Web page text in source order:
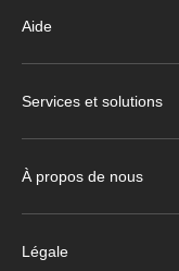
Aide
Services et solutions
À propos de nous
Légale